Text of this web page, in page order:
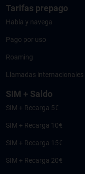
Tarifas prepago
Habla y navega
Pago por uso
Roaming
Llamadas internacionales
SIM + Saldo
SIM + Recarga 5€
SIM + Recarga 10€
SIM + Recarga 15€
SIM + Recarga 20€